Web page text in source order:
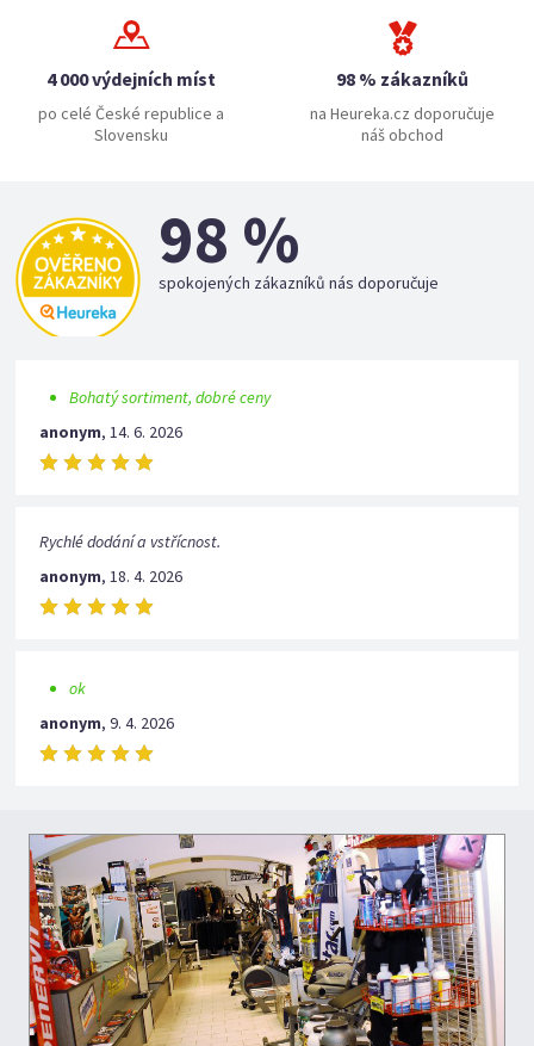
4 000 výdejních míst
po celé České republice a
Slovensku
98 % zákazníků
na Heureka.cz doporučuje
náš obchod
98 %
spokojených zákazníků nás doporučuje
Bohatý sortiment, dobré ceny
anonym,14. 6. 2026
Rychlé dodání a vstřícnost.
anonym,18. 4. 2026
ok
anonym,9. 4. 2026